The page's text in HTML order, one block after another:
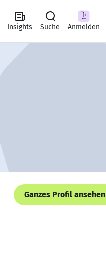
Insights Suche Anmelden
Ganzes Profil ansehen